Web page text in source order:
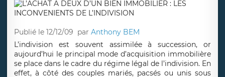
Publié le 12/12/09 parAnthony BEM
L’indivision est souvent assimilée à succession, or
aujourd’hui le principal mode d’acquisition immobilière
se place dans le cadre du régime légal de l’indivision. En
effet, à côté des couples mariés, pacsés ou unis sous